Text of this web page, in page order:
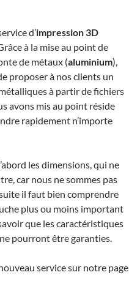
d’impression 3D
à la mise au point de
de métaux (aluminium),
proposer à nos clients un
à partir de fichiers
avons mis au point réside
rapidement n’importe
les dimensions, qui ne
car nous ne sommes pas
il faut bien comprendre
plus ou moins important
que les caractéristiques
pourront être garanties.
service sur notre page